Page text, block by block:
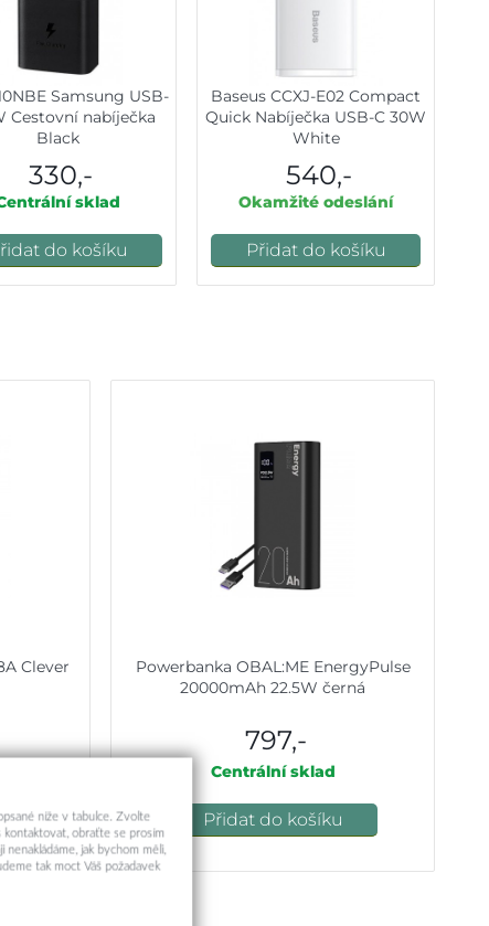
Samsung USB-
Cestovní nabíječka
Black
330,-
sklad
do košíku
Baseus CCXJ-E02 Compact
Quick Nabíječka USB-C 30W
White
540,-
Okamžité odeslání
Přidat do košíku
Clever
Powerbanka OBAL:ME EnergyPulse
20000mAh 22.5W černá
797,-
Centrální sklad
Přidat do košíku
níže v tabulce. Zvolte
kontaktovat, obraťte se prosím
jak bychom měli,
tak moct Váš požadavek